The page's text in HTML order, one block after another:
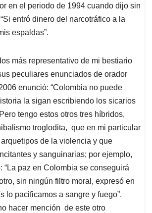
en el periodo de 1994 cuando dijo sin
entró dinero del narcotráfico a la
espaldas”.
más representativo de mi bestiario
peculiares enunciados de orador
enunció: “Colombia no puede
la sigan escribiendo los sicarios
tengo estos otros tres híbridos,
troglodita, que en mi particular
de la violencia y que
y sanguinarias; por ejemplo,
“La paz en Colombia se conseguirá
sin ningún filtro moral, expresó en
lo pacificamos a sangre y fuego”.
hacer mención de este otro